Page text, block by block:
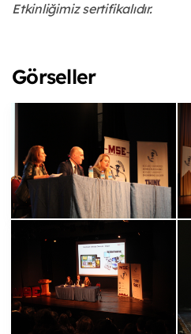
Etkinliğimiz sertifikalıdır.
Görseller